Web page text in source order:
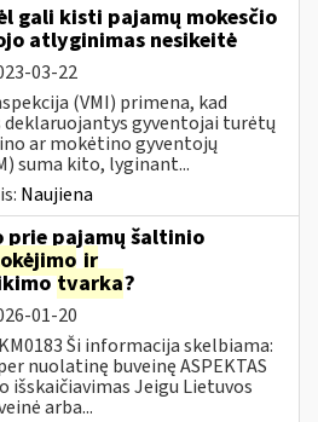
gali kisti pajamų mokesčio
atlyginimas nesikeitė
03-22
(VMI) primena, kad
deklaruojantys gyventojai turėtų
ar mokėtino gyventojų
suma kito, lyginant...
Naujiena
prie pajamų šaltinio
ir
tvarka?
01-20
Ši informacija skelbiama:
nuolatinę buveinę ASPEKTAS
išskaičiavimas Jeigu Lietuvos
arba...